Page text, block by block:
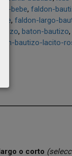
bebe faldon-
faldon-largo-
baton-bautizo
bautizo-lacito-
o corto